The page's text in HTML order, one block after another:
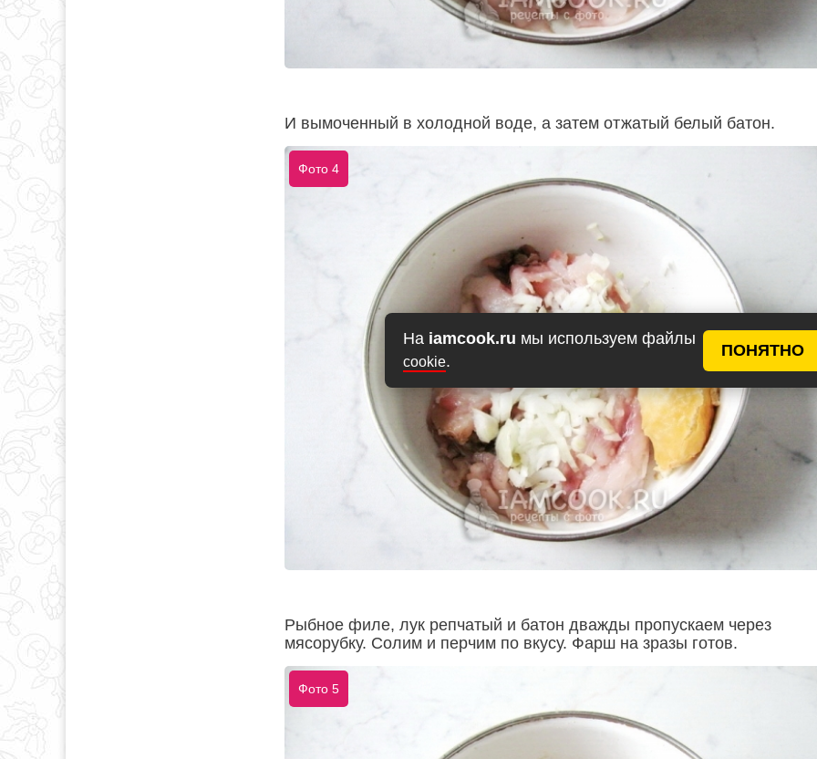
На iamcook.ru мы используем файлы
cookie.
ПОНЯТНО
И вымоченный в холодной воде, а затем отжатый белый батон.
Фото 4
Рыбное филе, лук репчатый и батон дважды пропускаем через
мясорубку. Солим и перчим по вкусу. Фарш на зразы готов.
Фото 5